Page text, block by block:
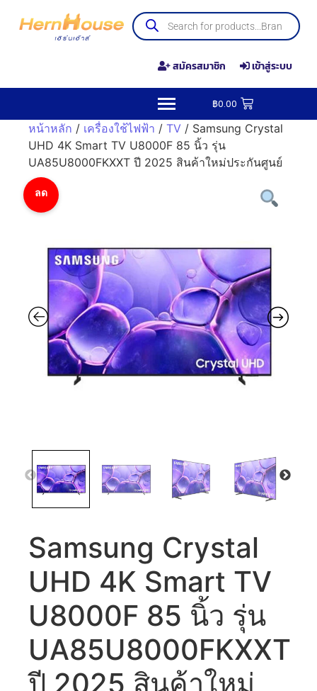
สมัครสมาชิก เข้าสู่ระบบ
฿0.00
หน้าหลัก / เครื่องใช้ไฟฟ้า / TV / Samsung Crystal
UHD 4K Smart TV U8000F 85 นิ้ว รุ่น
UA85U8000FKXXT ปี 2025 สินค้าใหม่ประกันศูนย์
ลด
Samsung Crystal
UHD 4K Smart TV
U8000F 85 นิ้ว รุ่น
UA85U8000FKXXT
ปี 2025 สินค้าใหม่